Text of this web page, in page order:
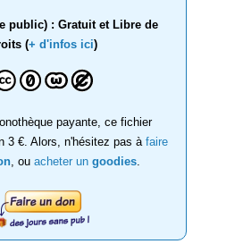
public) : Gratuit et Libre de
(+ d'infos ici)
payante, ce fichier
3 €. Alors, n'hésitez pas à faire
, ou acheter un goodies